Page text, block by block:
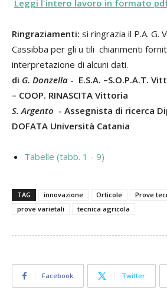
Leggi l'intero lavoro in formato
Ringraziamenti: si ringrazia il P.A. G.
Cassibba per gli u tili chiarimenti
interpretazione di alcuni dati.
di G. Donzella - E.S.A. –S.O.P.A.T.
– COOP. RINASCITA Vittoria
S. Argento - Assegnista di ricerca
DOFATA Università Catania
Tabelle (tabb. 1 - 9)
TAG innovazione Orticole
Prove
prove varietali
tecnica agricola
Facebook Twitter